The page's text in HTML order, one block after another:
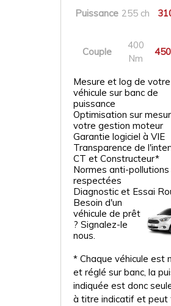
Puissance 255 ch
Couple
400
Nm
Mesure et log de votre
véhicule sur banc de
puissance
Optimisation sur
votre gestion moteur
Garantie logiciel à VIE
Transparence de
CT et Constructeur*
Normes anti-pollutions
respectées
Diagnostic et Essai
Besoin d'un
véhicule de prêt
? Signalez-le
nous.
* Chaque véhicule est
et réglé sur banc, la
indiquée est donc
à titre indicatif et peut